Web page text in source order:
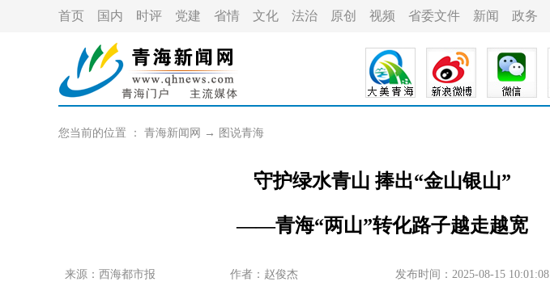
首页 国内 时评 党建 省情 文化 法治 原创 视频 省委文件 新闻 政务
您当前的位置 ： 青海新闻网 → 图说青海
守护绿水青山 捧出“金山银山”
——青海“两山”转化路子越走越宽
来源： 西海都市报 作者： 赵俊杰 发布时间：2025-08-15 10:01:08